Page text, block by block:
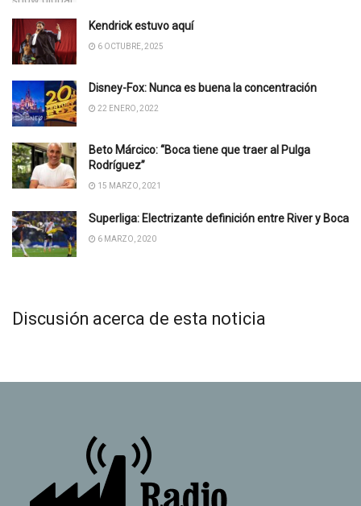
Kendrick estuvo aquí
6 OCTUBRE, 2025
Disney-Fox: Nunca es buena la concentración
22 ENERO, 2022
Beto Márcico: “Boca tiene que traer al Pulga
Rodríguez”
15 MARZO, 2021
Superliga: Electrizante definición entre River y Boca
6 MARZO, 2020
Discusión acerca de esta noticia